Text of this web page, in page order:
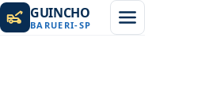
GUINCHO
BARUERI-SP